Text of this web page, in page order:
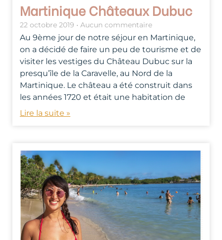
Martinique Châteaux Dubuc
22 octobre 2019 Aucun commentaire
Au 9ème jour de notre séjour en Martinique,
on a décidé de faire un peu de tourisme et de
visiter les vestiges du Château Dubuc sur la
presqu’île de la Caravelle, au Nord de la
Martinique. Le château a été construit dans
les années 1720 et était une habitation de
Lire la suite »